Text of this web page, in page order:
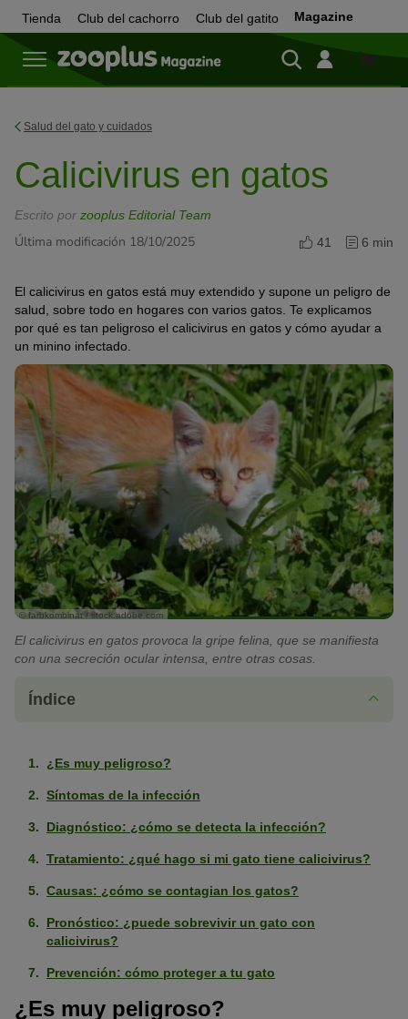
Tienda Club del cachorro Club del gatito Magazine
Tienda
Salud del gato y cuidados
Calicivirus en gatos
Escrito por zooplus Editorial Team
Última modificación 18/10/2025 41 6 min
El calicivirus en gatos está muy extendido y supone un peligro de
salud, sobre todo en hogares con varios gatos. Te explicamos
por qué es tan peligroso el calicivirus en gatos y cómo ayudar a
un minino infectado.
© farbkombinat / stock.adobe.com
El calicivirus en gatos provoca la gripe felina, que se manifiesta
con una secreción ocular intensa, entre otras cosas.
Índice
¿Es muy peligroso?
Síntomas de la infección
Diagnóstico: ¿cómo se detecta la infección?
Tratamiento: ¿qué hago si mi gato tiene calicivirus?
Causas: ¿cómo se contagian los gatos?
Pronóstico: ¿puede sobrevivir un gato con
calicivirus?
Prevención: cómo proteger a tu gato
¿Es muy peligroso?